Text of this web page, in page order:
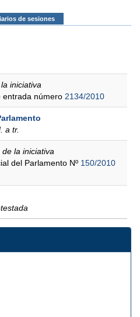
de sesiones
iniciativa
entrada número 2134/2010
a tr.
la iniciativa
del Parlamento Nº 150/2010